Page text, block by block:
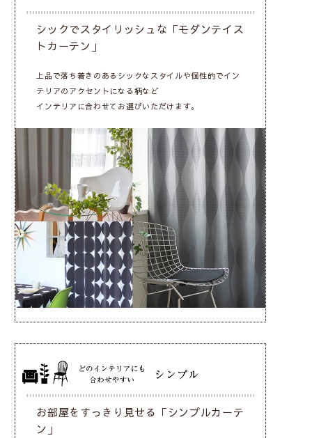
シックでスタイリッシュな「モダンテイス
トカーテン」
上品で落ち着きのあるシックなスタイルや個性的でイン
テリアのアクセントになる柄など
インテリアに合わせてお選びいただけます。
お部屋をすっきり見せる「シンプルカーテ
ン」